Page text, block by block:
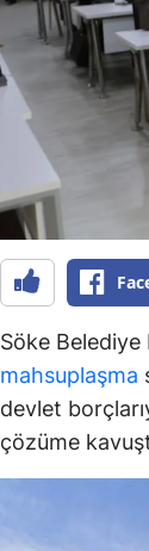
Söke Belediye
mahsuplaşma
devlet
çözüme